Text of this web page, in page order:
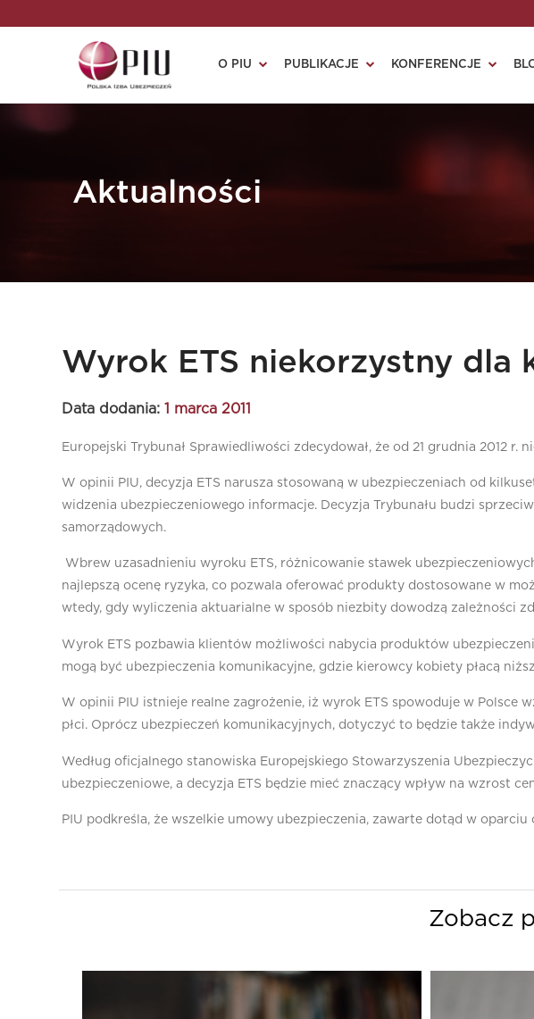
O PIU PUBLIKACJE KONFERENCJE
Aktualności
Wyrok ETS niekorzystny dla
Data dodania: 1 marca 2011
Europejski Trybunał Sprawiedliwości zdecydował, że od 21 grudnia 2012
W opinii PIU, decyzja ETS narusza stosowaną w ubezpieczeniach od
widzenia ubezpieczeniowego informacje. Decyzja Trybunału budzi
samorządowych.
Wbrew uzasadnieniu wyroku ETS, różnicowanie stawek
najlepszą ocenę ryzyka, co pozwala oferować produkty dostosowane w
wtedy, gdy wyliczenia aktuarialne w sposób niezbity dowodzą zależności
Wyrok ETS pozbawia klientów możliwości nabycia produktów
mogą być ubezpieczenia komunikacyjne, gdzie kierowcy kobiety płacą
W opinii PIU istnieje realne zagrożenie, iż wyrok ETS spowoduje w
płci. Oprócz ubezpieczeń komunikacyjnych, dotyczyć to będzie także
Według oficjalnego stanowiska Europejskiego Stowarzyszenia
ubezpieczeniowe, a decyzja ETS będzie mieć znaczący wpływ na wzrost
PIU podkreśla, że wszelkie umowy ubezpieczenia, zawarte dotąd w
Zobacz